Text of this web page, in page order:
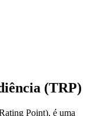
(TRP)
Point), é uma